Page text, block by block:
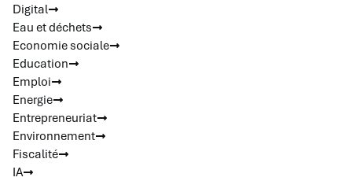
Digital
Eau et déchets
Economie sociale
Education
Emploi
Energie
Entrepreneuriat
Environnement
Fiscalité
IA